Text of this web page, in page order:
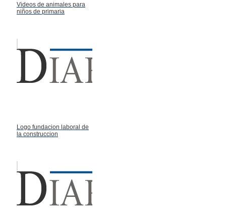
Videos de animales para
niños de primaria
Logo fundacion laboral de
la construccion